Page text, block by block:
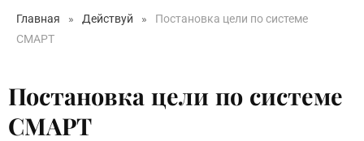
Главная » Действуй »
Постановка цели по системе
СМАРТ
Постановка цели по системе
СМАРТ